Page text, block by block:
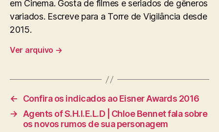
em Cinema. Gosta de filmes e seriados de gêneros
variados. Escreve para a Torre de Vigilância desde
2015.
Ver arquivo →
←
Confira os indicados ao Eisner Awards 2016
→ Agents of S.H.I.E.L.D | Chloe Bennet fala sobre
os novos rumos de sua personagem